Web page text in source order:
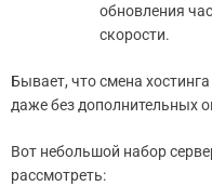
обновления
скорости.
Бывает, что смена
даже без дополнительных
Вот небольшой набор
рассмотреть: